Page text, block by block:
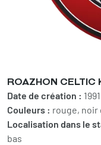
ROAZHON CELTIC
Date de création : 1991
Couleurs : rouge, noir
Localisation dans le
bas